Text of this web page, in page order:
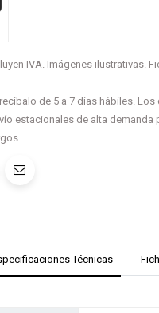
IVA. Imágenes ilustrativas.
de 5 a 7 días hábiles.
estacionales de alta demanda
Técnicas